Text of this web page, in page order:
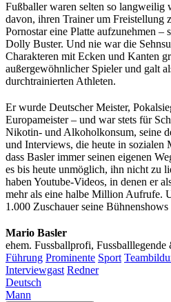
Fußballer waren selten so langweilig
davon, ihren Trainer um Freistellung
Pornostar eine Platte aufzunehmen
Dolly Buster. Und nie war die
Charakteren mit Ecken und Kanten
außergewöhnlicher Spieler und galt
durchtrainierten Athleten.
Er wurde Deutscher Meister,
Europameister – und war stets für
Nikotin- und Alkoholkonsum, seine
und Interviews, die heute in sozialen
dass Basler immer seinen eigenen
es bis heute unmöglich, ihn nicht zu
haben Youtube-Videos, in denen er
mehr als eine halbe Million Aufrufe.
1.000 Zuschauer seine
Mario Basler
ehem. Fussballprofi, Fussballlegende
Führung Prominente Sport
Interviewgast Redner
Deutsch
Mann